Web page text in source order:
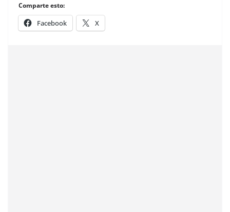
Comparte esto:
Facebook X